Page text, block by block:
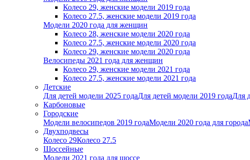
Колесо 29, женские модели 2019 года
Колесо 27.5, женские модели 2019 года
Модели 2020 года для женщин
Колесо 28, женские модели 2020 года
Колесо 27.5, женские модели 2020 года
Колесо 29, женские модели 2020 года
Велосипеды 2021 года для женщин
Колесо 29, женские модели 2021 года
Колесо 27.5, женские модели 2021 года
Детские
Для детей модели 2025 годаДля детей модели 2019 годаДля
Карбоновые
Городские
Модели велосипедов 2019 годаМодели 2020 года для города
Двухподвесы
Колесо 29Колесо 27.5
Шоссейные
Модели 2021 года для шоссе